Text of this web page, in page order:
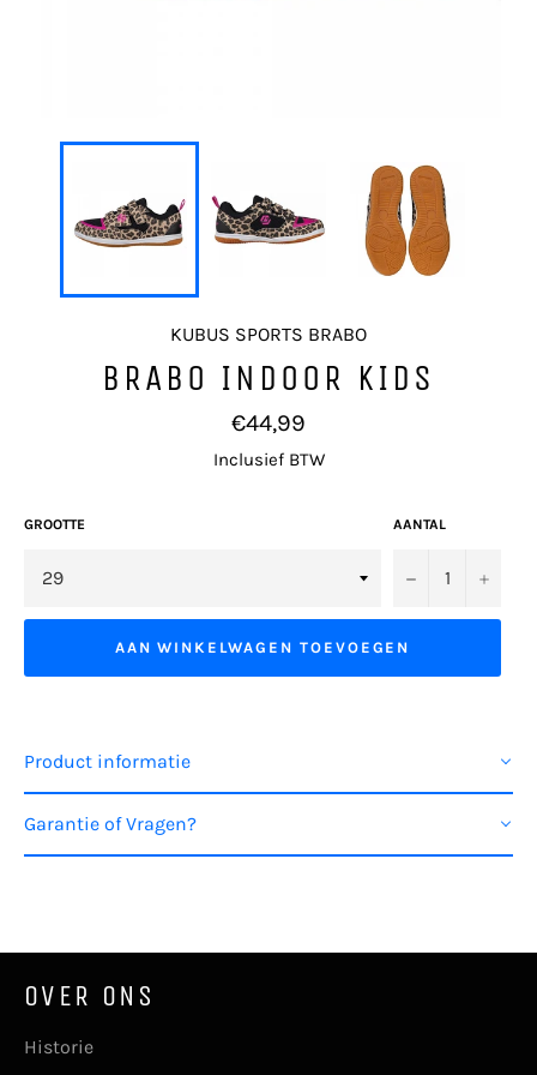
KUBUS SPORTS BRABO
BRABO INDOOR KIDS
Normale
prijs
€44,99
Inclusief BTW
GROOTTE AANTAL
− +
AAN WINKELWAGEN TOEVOEGEN
Product informatie
Garantie of Vragen?
OVER ONS
Historie